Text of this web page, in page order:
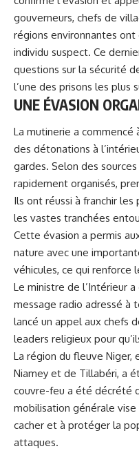
gouverneurs, chefs de
régions environnantes
individu suspect. Ce
questions sur la sécurité
l’une des prisons les plus
UNE ÉVASION
La mutinerie a
des détonations à
gardes. Selon des
rapidement organisés,
Ils ont réussi à franchir
les vastes tranchées
Cette évasion a permis
nature avec une
véhicules, ce qui renforce
Le ministre de l’Intérieur
message radio adressé à
lancé un appel aux chefs
leaders religieux pour
La région du fleuve Niger,
Niamey et de Tillabéri, a
couvre-feu a été décrété
mobilisation générale
cacher et à protéger la
attaques.